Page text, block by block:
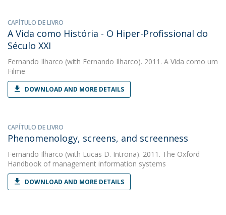
CAPÍTULO DE LIVRO
A Vida como História - O Hiper-Profissional do
Século XXI
Fernando Ilharco (with Fernando Ilharco). 2011. A Vida como um
Filme
DOWNLOAD AND MORE DETAILS
CAPÍTULO DE LIVRO
Phenomenology, screens, and screenness
Fernando Ilharco (with Lucas D. Introna). 2011. The Oxford
Handbook of management information systems
DOWNLOAD AND MORE DETAILS